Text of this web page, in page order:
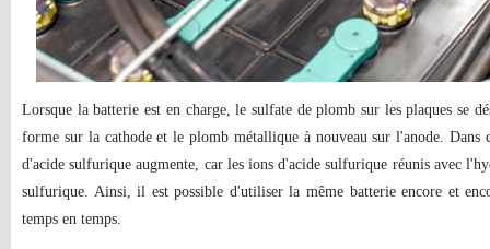
Lorsque la batterie est en charge, le sulfate de plomb sur les plaques se
forme sur la cathode et le plomb métallique à nouveau sur l'anode. Dans
d'acide sulfurique augmente, car les ions d'acide sulfurique réunis avec
sulfurique. Ainsi, il est possible d'utiliser la même batterie encore et
temps en temps.